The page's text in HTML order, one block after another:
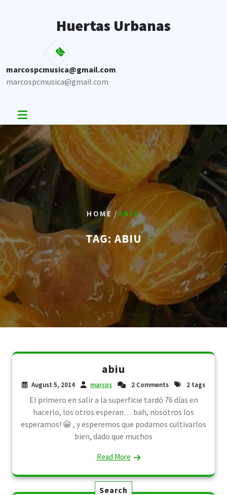
Huertas Urbanas
marcospcmusica@gmail.com
marcospcmusica@gmail.com
HOME /ABIU
TAG: ABIU
abiu
August 5, 2014 marcos 2 Comments 2 tags
El primero en salir a la superficie tardó 76 días en
hacerlo, los otros esperan… bah, nosotros los
esperamos! 😀 , y esperemos que podamos cultivarlos
bien, dado que muchos
Read More
Search